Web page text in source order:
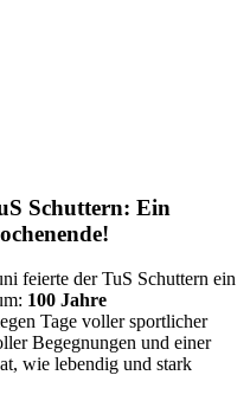
Schuttern: Ein
feierte der TuS Schuttern ein
100 Jahre
Tage voller sportlicher
Begegnungen und einer
wie lebendig und stark